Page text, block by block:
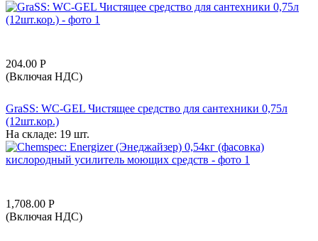
204.00 Р
(Включая НДС)
GraSS: WC-GEL Чистящее средство для сантехники 0,75л
(12шт.кор.)
На складе: 19 шт.
1,708.00 Р
(Включая НДС)